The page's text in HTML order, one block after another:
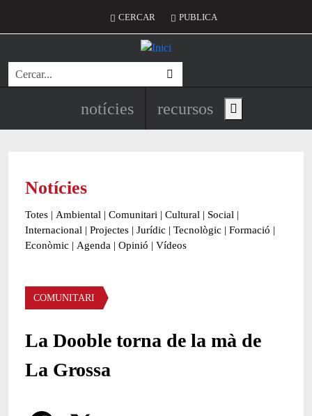
Menú del compte d'usuari
CERCAR PUBLICA
Cerca
Navegació principal de
notícies recursos Show main menu
Notícies
Totes | Ambiental | Comunitari | Cultural | Social |
Internacional | Projectes | Jurídic | Tecnològic | Formació |
Econòmic | Agenda | Opinió | Vídeos
Àmbit de la notícia
COMUNITARI
La Dooble torna de la mà de
La Grossa
Comparteix